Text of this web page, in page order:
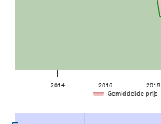
2014 2016 2018
Gemiddelde prijs